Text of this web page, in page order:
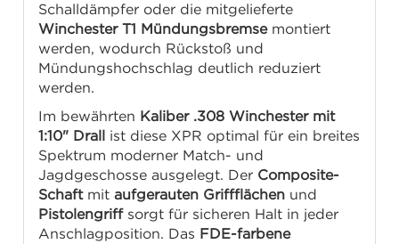
Schalldämpfer oder die mitgelieferte
Winchester T1 Mündungsbremsemontiert
werden, wodurch Rückstoß und
Mündungshochschlag deutlich reduziert
werden.
Im bewährten Kaliber .308 Winchester mit
1:10" Drall ist diese XPR optimal für ein breites
Spektrum moderner Match- und
Jagdgeschosse ausgelegt. Der Composite-
Schaftmitaufgerauten Griffflächen und
Pistolengriffsorgt für sicheren Halt in jeder
Anschlagposition. Das FDE-farbene